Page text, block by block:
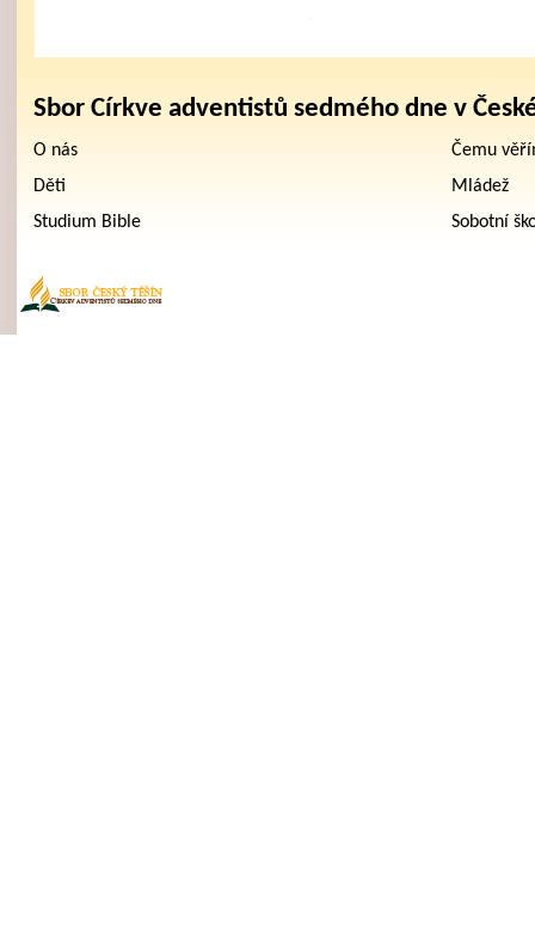
Sbor Církve adventistů sedmého dne v
O nás
Čemu
Děti
Mládež
Studium Bible
Sobotní